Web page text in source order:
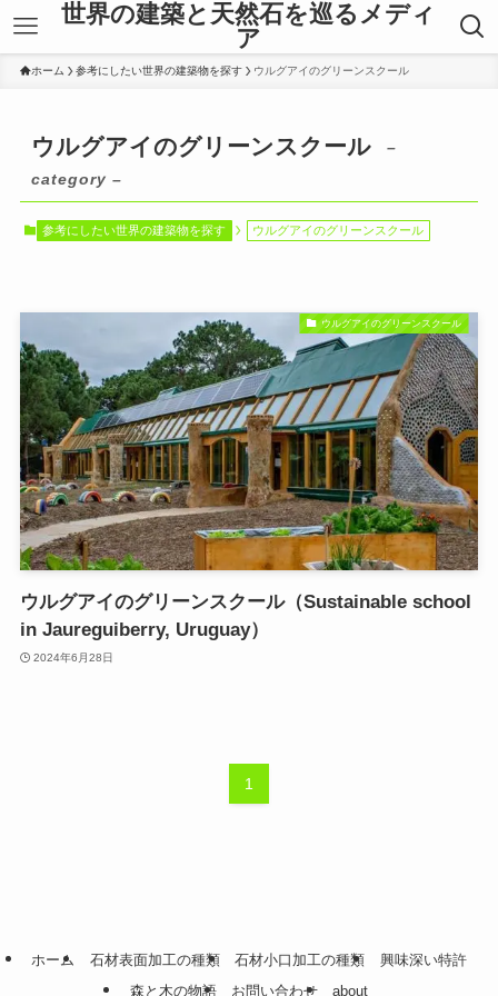
世界の建築と天然石を巡るメディ
ア
ホーム 参考にしたい世界の建築物を探す ウルグアイのグリーンスクール
ウルグアイのグリーンスクール
–
category –
参考にしたい世界の建築物を探す ウルグアイのグリーンスクール
ウルグアイのグリーンスクール
ウルグアイのグリーンスクール（Sustainable school
in Jaureguiberry, Uruguay）
2024年6月28日
1
ホーム 石材表面加工の種類 石材小口加工の種類
興味深い特許
森と木の物語
お問い合わせ about